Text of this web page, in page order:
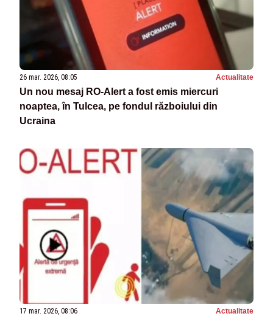
26 mar. 2026, 08:05 Actualitate
Un nou mesaj RO-Alert a fost emis miercuri
noaptea, în Tulcea, pe fondul războiului din
Ucraina
17 mar. 2026, 08:06 Actualitate